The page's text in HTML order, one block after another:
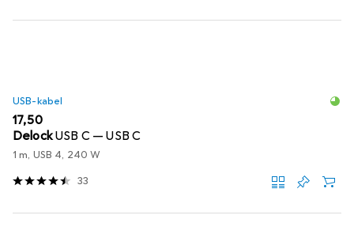
USB-kabel
EUR
17,50
DelockUSB C — USB C
1 m, USB 4, 240 W
33